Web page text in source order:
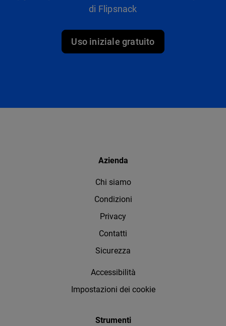
di Flipsnack
Uso iniziale gratuito
Azienda
Chi siamo
Condizioni
Privacy
Contatti
Sicurezza
Accessibilità
Impostazioni dei cookie
Strumenti